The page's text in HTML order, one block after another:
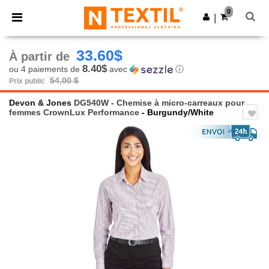
× Appli Ntextil
Meilleurs prix sur l’app !
Obtenir l'appli
0
À partir de 33.60$
ou 4 paiements de 8.40$avec ⓘ
Prix public 54,00 $
Devon & Jones DG540W - Chemise à micro-carreaux pour
femmes CrownLux Performance - Burgundy/White